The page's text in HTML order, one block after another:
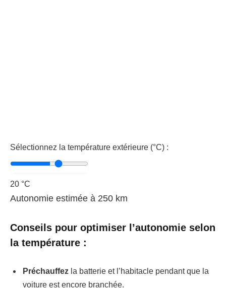
Sélectionnez la température extérieure (°C) :
20 °C
Autonomie estimée à 250 km
Conseils pour optimiser l’autonomie selon
la température :
Préchauffez la batterie et l’habitacle pendant que la
voiture est encore branchée.